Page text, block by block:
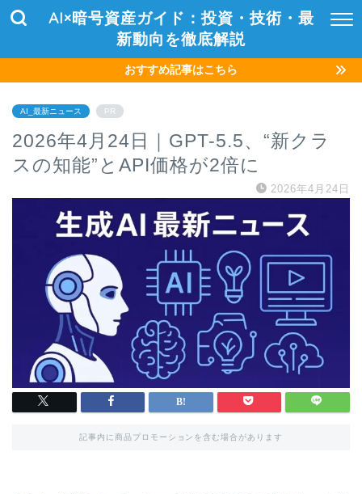
AI×暗号資産ガイド：投資・技術・最
新動向を徹底解説
おすすめ記事はこちら
AI_最新ニュース PR
2026年4月24日｜GPT-5.5、“新クラ
スの知能”とAPI価格が2倍に
2026年4月24日
記事内に商品プロモーションを含む場合があります